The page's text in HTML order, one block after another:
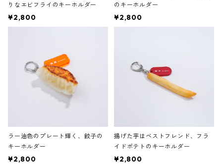
りなエビフライのキーホルダー
¥2,800
のキーホルダー
¥2,800
ラー油色のプレート輝く、餃子の
キーホルダー
¥2,800
揚げた芋はベストフレンド、フラ
イドポテトのキーホルダー
¥2,800